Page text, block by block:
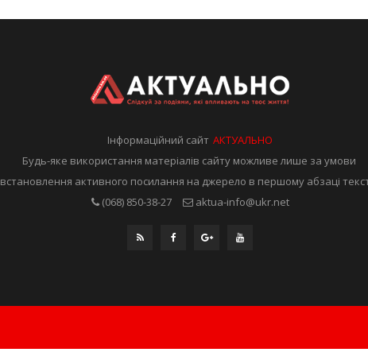
Інформаційний сайтАКТУАЛЬНО
Будь-яке використання матеріалів сайту можливе лише за умови
встановлення активного посилання на джерело в першому абзаці
(068) 850-38-27
aktua-info@ukr.net